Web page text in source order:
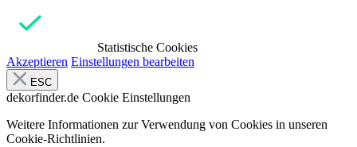
Statistische Cookies
Akzeptieren Einstellungen bearbeiten
ESC
dekorfinder.de Cookie Einstellungen
Weitere Informationen zur Verwendung von Cookies in unseren
Cookie-Richtlinien.